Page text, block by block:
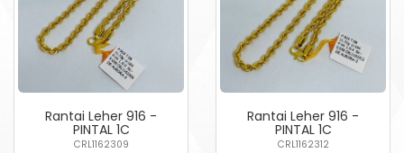
Rantai Leher 916 -
PINTAL 1C
CRL1162309
Rantai Leher 916 -
PINTAL 1C
CRL1162312